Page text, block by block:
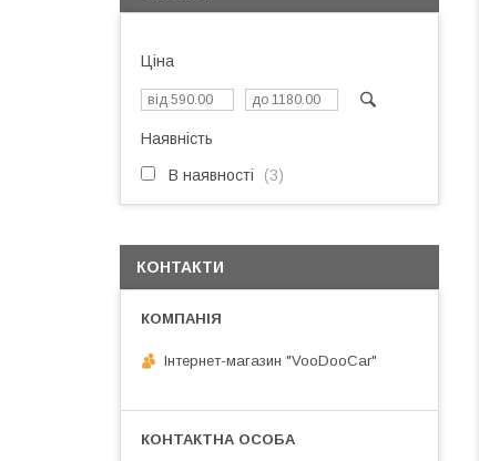
Ціна
Наявність
В наявності 3
КОНТАКТИ
Інтернет-магазин "VooDooCar"